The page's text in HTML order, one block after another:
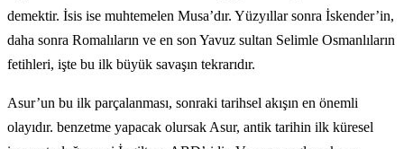
demektir. İsis ise muhtemelen Musa’dır. Yüzyıllar sonra İskender’in,
daha sonra Romalıların ve en son Yavuz sultan Selimle Osmanlıların
fetihleri, işte bu ilk büyük savaşın tekrarıdır.
Asur’un bu ilk parçalanması, sonraki tarihsel akışın en önemli
olayıdır. benzetme yapacak olursak Asur, antik tarihin ilk küresel